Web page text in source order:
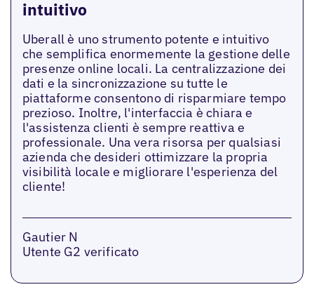
intuitivo
Uberall è uno strumento potente e intuitivo
che semplifica enormemente la gestione delle
presenze online locali. La centralizzazione dei
dati e la sincronizzazione su tutte le
piattaforme consentono di risparmiare tempo
prezioso. Inoltre, l'interfaccia è chiara e
l'assistenza clienti è sempre reattiva e
professionale. Una vera risorsa per qualsiasi
azienda che desideri ottimizzare la propria
visibilità locale e migliorare l'esperienza del
cliente!
Gautier N
Utente G2 verificato